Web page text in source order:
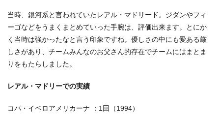
当時、銀河系と言われていたレアル・マドリード。ジダンやフィ
ーゴなどをうまくまとめていった手腕は、評価出来ます。とにか
く当時は強かったなと言う印象ですね。優しさの中にも愛ある厳
しさがあり、チームみんなのお父さん的存在でチームにはまとま
りをもたらしました。
レアル・マドリーでの実績
コパ・イベロアメリカーナ ：1回（1994）